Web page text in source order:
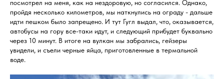
посмотрел на меня, как на нездоровую, но согласился. Однако,
пройдя несколько километров, мы наткнулись на ограду - дальше
идти пешком было запрещено. И тут Гугл выдал, что, оказывается,
автобусы на гору все-таки идут, и следующий прибудет буквально
через 10 минут. В итоге на вулкан мы забрались, гейзеры
увидели, и съели черные яйца, приготовленные в термальной
воде.